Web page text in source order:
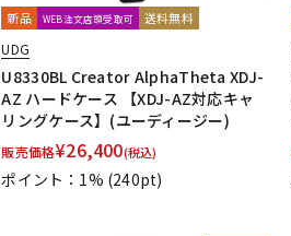
新品 WEB注文店頭受取可 送料無料
UDG
U8330BL Creator AlphaTheta XDJ-
AZ ハードケース 【XDJ-AZ対応キャ
リングケース】(ユーディージー)
販売価格¥26,400(税込)
ポイント：1% (240pt)